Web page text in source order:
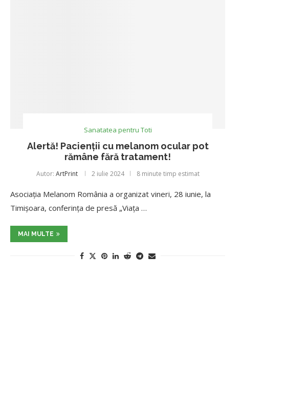
Sanatatea pentru Toti
Alertă! Pacienții cu melanom ocular pot
rămâne fără tratament!
Autor: ArtPrint 2 iulie 2024 8 minute timp estimat
Asociația Melanom România a organizat vineri, 28 iunie, la
Timișoara, conferința de presă „Viața …
MAI MULTE